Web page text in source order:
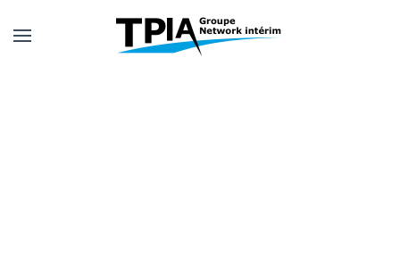
Skip to main content